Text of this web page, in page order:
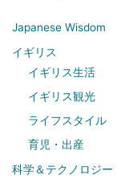
c
Japanese Wisdom
イギリス
イギリス生活
イギリス観光
ライフスタイル
育児・出産
科学＆テクノロジー